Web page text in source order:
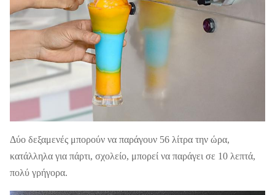
20' FT φορτίο 43 PCS Εγγύηση 1 έτος
Δύο δεξαμενές μπορούν να παράγουν 56 λίτρα την ώρα,
κατάλληλα για πάρτι, σχολείο, μπορεί να παράγει σε 10 λεπτά,
πολύ γρήγορα.